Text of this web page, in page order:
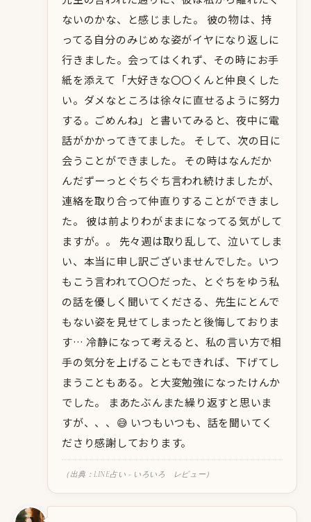
ないのかな、と感じました。 彼の物は、持
ってる自分のみじめな姿がイヤになり返しに
行きました。会ってはくれず、その時にお手
紙を添えて「大好きな〇〇くんと仲良くした
い。ダメなところは徐々に直せるように努力
する。ごめんね」と書いてみると、夜中に電
話がかかってきてました。 そして、次の日に
会うことができました。 その時はなんだか
んだずーっとぐちぐち言われ続けましたが、
連絡を取り合って仲直りすることができまし
た。 彼は前よりわがままになってる気がして
ますが。。 先々週は取り乱して、泣いてしま
い、本当に申し訳ございませんでした。いつ
もこう言われて〇〇だった、とぐちをゆう私
の話を優しく聞いてくださる、先生にとんで
もない姿を見せてしまったと後悔しておりま
す… 冷静になって考えると、私の言い方で相
手の気分を上げることもできれば、下げてし
まうこともある。と大変勉強になったけんか
でした。 まあたぶんまた繰り返すと思いま
すが、、、😅 いつもいつも、話を聞いてく
ださり感謝しております。
（出典：LINE占い - いろいろ レビュー）